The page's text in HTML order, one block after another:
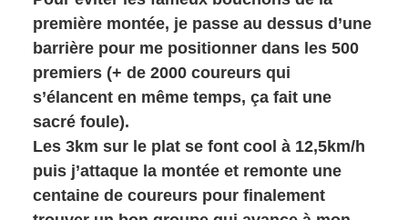
première montée, je passe au dessus d’une
barrière pour me positionner dans les 500
premiers (+ de 2000 coureurs qui
s’élancent en même temps, ça fait une
sacré foule).
Les 3km sur le plat se font cool à 12,5km/h
puis j’attaque la montée et remonte une
centaine de coureurs pour finalement